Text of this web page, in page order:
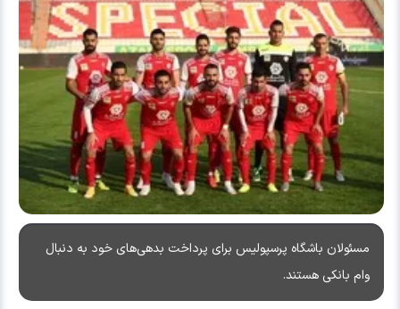
مسئولان باشگاه پرسپولیس برای پرداخت بدهی‌های خود به دنبال
وام بانکی هستند.